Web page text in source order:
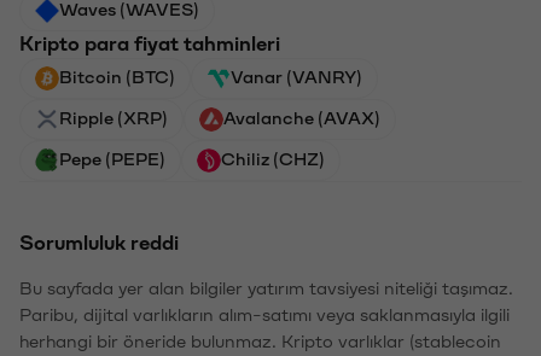
Waves (WAVES)
Kripto para fiyat tahminleri
Bitcoin (BTC) Vanar (VANRY)
Ripple (XRP) Avalanche (AVAX)
Pepe (PEPE) Chiliz (CHZ)
Sorumluluk reddi
Bu sayfada yer alan bilgiler yatırım tavsiyesi niteliği taşımaz.
Paribu, dijital varlıkların alım-satımı veya saklanmasıyla ilgili
herhangi bir öneride bulunmaz. Kripto varlıklar (stablecoin